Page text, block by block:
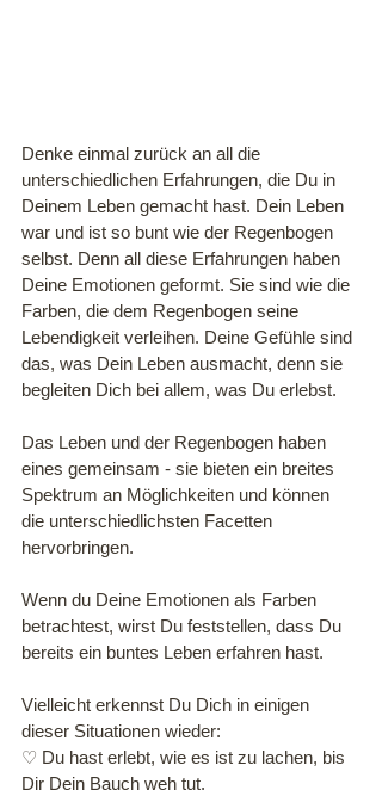
Denke einmal zurück an all die
unterschiedlichen Erfahrungen, die Du in
Deinem Leben gemacht hast. Dein Leben
war und ist so bunt wie der Regenbogen
selbst. Denn all diese Erfahrungen haben
Deine Emotionen geformt. Sie sind wie die
Farben, die dem Regenbogen seine
Lebendigkeit verleihen. Deine Gefühle sind
das, was Dein Leben ausmacht, denn sie
begleiten Dich bei allem, was Du erlebst.
Das Leben und der Regenbogen haben
eines gemeinsam - sie bieten ein breites
Spektrum an Möglichkeiten und können
die unterschiedlichsten Facetten
hervorbringen.
Wenn du Deine Emotionen als Farben
betrachtest, wirst Du feststellen, dass Du
bereits ein buntes Leben erfahren hast.
Vielleicht erkennst Du Dich in einigen
dieser Situationen wieder:
♡ Du hast erlebt, wie es ist zu lachen, bis
Dir Dein Bauch weh tut.